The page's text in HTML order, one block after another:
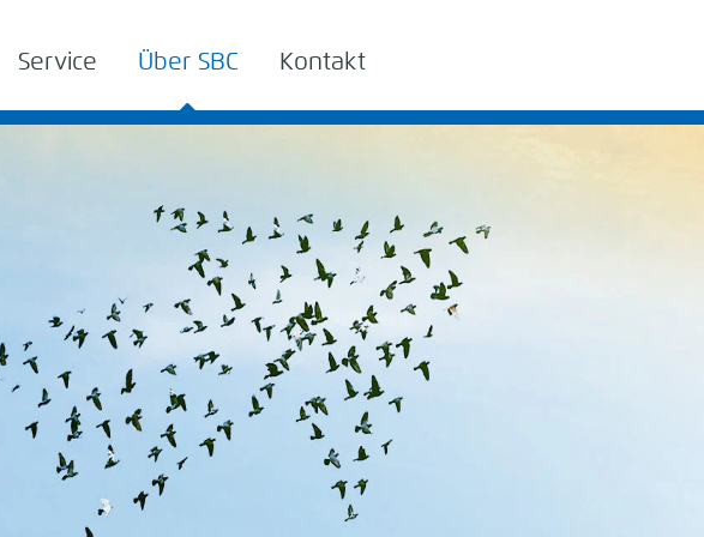
Service Über SBC Kontakt